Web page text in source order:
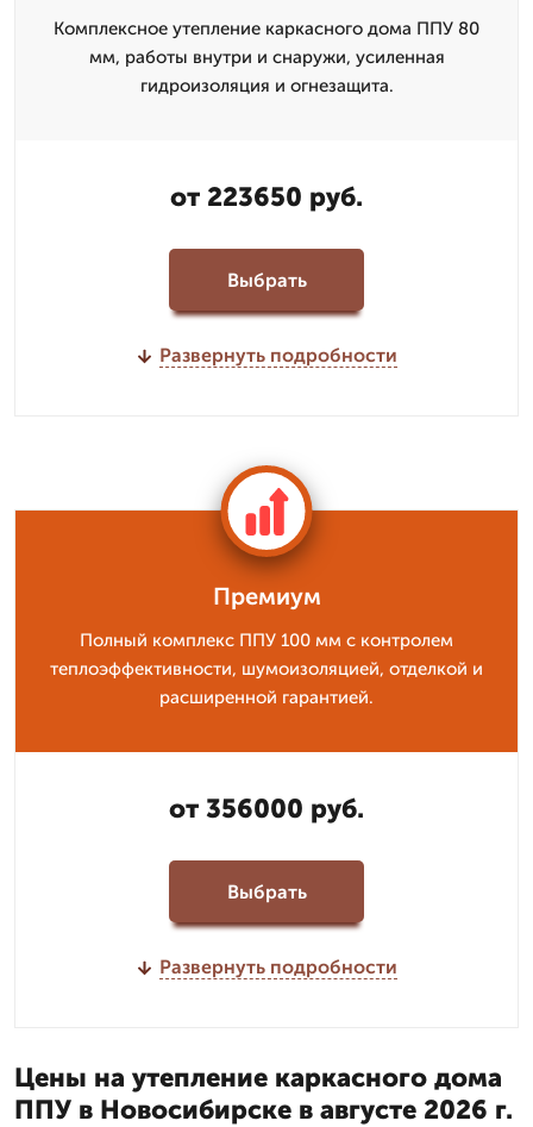
Комплексное утепление каркасного дома ППУ 80
мм, работы внутри и снаружи, усиленная
гидроизоляция и огнезащита.
от 223650 руб.
Выбрать
Развернуть подробности
Премиум
Полный комплекс ППУ 100 мм с контролем
теплоэффективности, шумоизоляцией, отделкой и
расширенной гарантией.
от 356000 руб.
Выбрать
Развернуть подробности
Цены на утепление каркасного дома
ППУ в Новосибирске в августе 2026 г.